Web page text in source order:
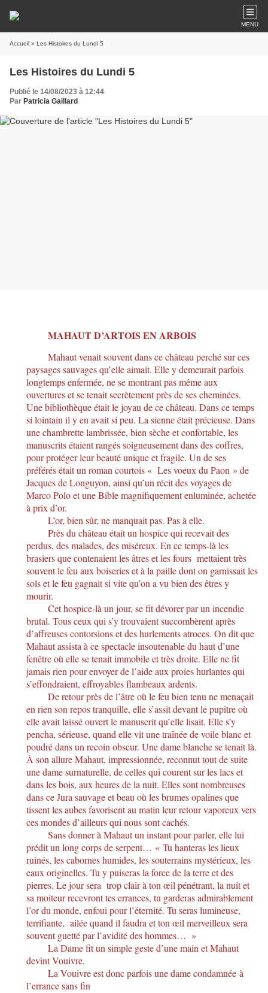
MENU
Accueil » Les Histoires du Lundi 5
Les Histoires du Lundi 5
Publié le 14/08/2023 à 12:44
Par Patricia Gaillard
MAHAUT D’ARTOIS EN ARBOIS
Mahaut venait souvent dans ce château perché sur ces
paysages sauvages qu’elle aimait. Elle y demeurait parfois
longtemps enfermée, ne se montrant pas même aux
ouvertures et se tenait secrètement près de ses cheminées.
Une bibliothèque était le joyau de ce château. Dans ce temps
si lointain il y en avait si peu. La sienne était précieuse. Dans
une chambrette lambrissée, bien sèche et confortable, les
manuscrits étaient rangés soigneusement dans des coffres,
pour protéger leur beauté unique et fragile. Un de ses
préférés était un roman courtois « Les voeux du Paon » de
Jacques de Longuyon, ainsi qu’un récit des voyages de
Marco Polo et une Bible magnifiquement enluminée, achetée
à prix d’or.
L’or, bien sûr, ne manquait pas. Pas à elle.
Près du château était un hospice qui recevait des
perdus, des malades, des miséreux. En ce temps-là les
brasiers que contenaient les âtres et les fours mettaient très
souvent le feu aux boiseries et à la paille dont on garnissait les
sols et le feu gagnait si vite qu’on a vu bien des êtres y
mourir.
Cet hospice-là un jour, se fit dévorer par un incendie
brutal. Tous ceux qui s’y trouvaient succombèrent après
d’affreuses contorsions et des hurlements atroces. On dit que
Mahaut assista à ce spectacle insoutenable du haut d’une
fenêtre où elle se tenait immobile et très droite. Elle ne fit
jamais rien pour envoyer de l’aide aux proies hurlantes qui
s’effondraient, effroyables flambeaux ardents.
De retour près de l’âtre où le feu bien tenu ne menaçait
en rien son repos tranquille, elle s’assit devant le pupitre où
elle avait laissé ouvert le manuscrit qu’elle lisait. Elle s’y
pencha, sérieuse, quand elle vit une traînée de voile blanc et
poudré dans un recoin obscur. Une dame blanche se tenait là.
À son allure Mahaut, impressionnée, reconnut tout de suite
une dame surnaturelle, de celles qui courent sur les lacs et
dans les bois, aux heures de la nuit. Elles sont nombreuses
dans ce Jura sauvage et beau où les brumes opalines que
tissent les aubes favorisent au matin leur retour vaporeux vers
ces mondes d’ailleurs qui nous sont cachés.
Sans donner à Mahaut un instant pour parler, elle lui
prédit un long corps de serpent… « Tu hanteras les lieux
ruinés, les cabornes humides, les souterrains mystérieux, les
eaux originelles. Tu y puiseras la force de la terre et des
pierres. Le jour sera trop clair à ton œil pénétrant, la nuit et
sa moiteur recevront tes errances, tu garderas admirablement
l’or du monde, enfoui pour l’éternité. Tu seras lumineuse,
terrifiante, ailée quand il faudra et ton œil merveilleux sera
souvent guetté par l’avidité des hommes… »
La Dame fit un simple geste d’une main et Mahaut
devint Vouivre.
La Vouivre est donc parfois une dame condamnée à
l’errance sans fin